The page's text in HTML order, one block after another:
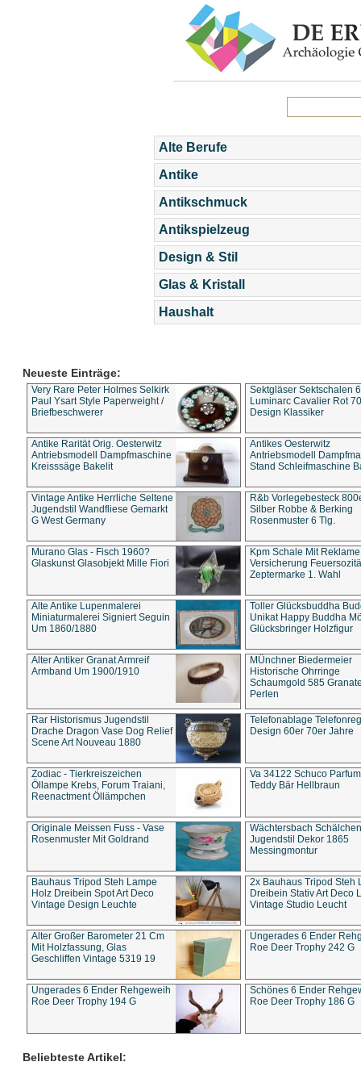
Alte Berufe
Antike
Antikschmuck
Antikspielzeug
Design & Stil
Glas & Kristall
Haushalt
Neueste Einträge:
Very Rare Peter Holmes Selkirk
Paul Ysart Style Paperweight /
Briefbeschwerer
Sektgläser Sektschalen
Luminarc Cavalier Rot
Design Klassiker
Antike Rarität Orig. Oesterwitz
Antriebsmodell Dampfmaschine
Kreisssäge Bakelit
Antikes Oesterwitz
Antriebsmodell
Stand Schleifmaschine
Vintage Antike Herrliche Seltene
Jugendstil Wandfliese Gemarkt
G West Germany
R&b Vorlegebesteck
Silber Robbe & Berking
Rosenmuster 6 Tlg.
Murano Glas - Fisch 1960?
Glaskunst Glasobjekt Mille Fiori
Kpm Schale Mit Reklame
Versicherung
Zeptermarke 1. Wahl
Alte Antike Lupenmalerei
Miniaturmalerei Signiert Seguin
Um 1860/1880
Toller Glücksbuddha
Unikat Happy Buddha
Glücksbringer Holzfigur
Alter Antiker Granat Armreif
Armband Um 1900/1910
MÜnchner Biedermeier
Historische Ohrringe
Schaumgold 585
Perlen
Rar Historismus Jugendstil
Drache Dragon Vase Dog Relief
Scene Art Nouveau 1880
Telefonablage
Design 60er 70er Jahre
Zodiac - Tierkreiszeichen
Öllampe Krebs, Forum Traiani,
Reenactment Öllämpchen
Va 34122 Schuco
Teddy Bär Hellbraun
Originale Meissen Fuss - Vase
Rosenmuster Mit Goldrand
Wächtersbach Schälchen
Jugendstil Dekor 1865
Messingmontur
Bauhaus Tripod Steh Lampe
Holz Dreibein Spot Art Deco
Vintage Design Leuchte
2x Bauhaus Tripod Steh
Dreibein Stativ Art Deco
Vintage Studio Leucht
Alter Großer Barometer 21 Cm
Mit Holzfassung, Glas
Geschliffen Vintage 5319 19
Ungerades 6 Ender
Roe Deer Trophy 242 G
Ungerades 6 Ender Rehgeweih
Roe Deer Trophy 194 G
Schönes 6 Ender
Roe Deer Trophy 186 G
Beliebteste Artikel: